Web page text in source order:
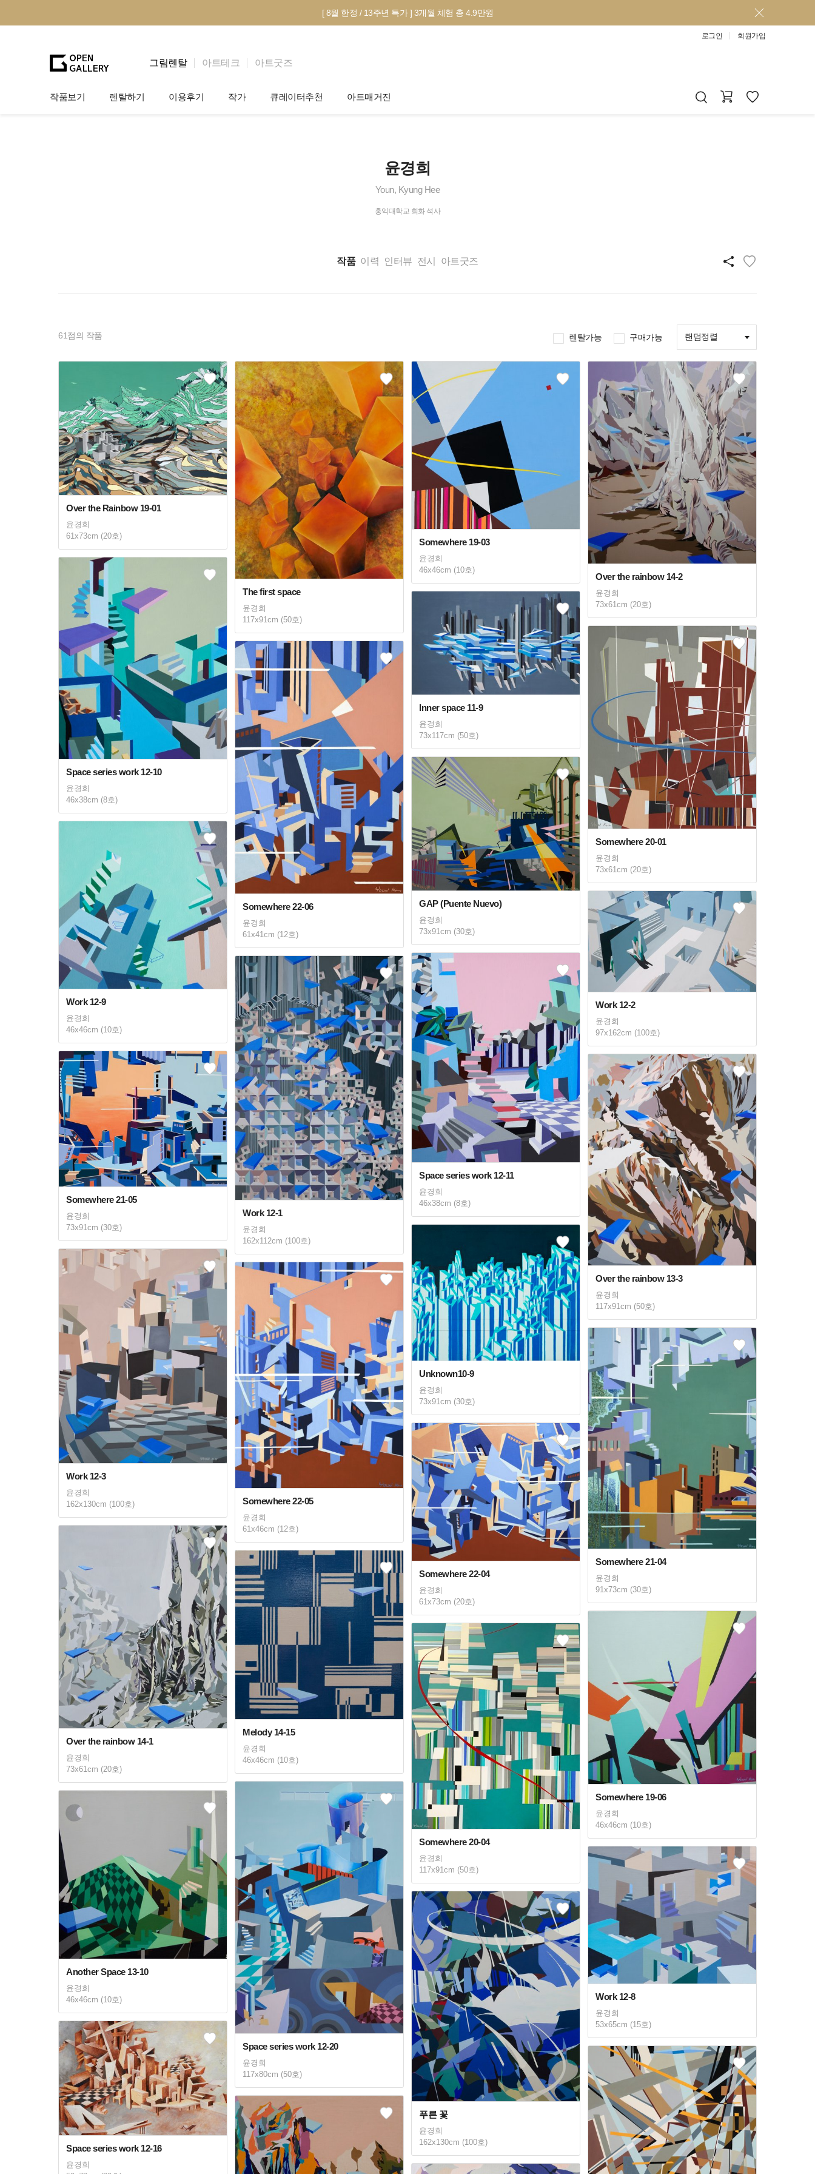
[ 8월 한정 / 13주년 특가 ] 3개월 체험 총 4.9만원
로그인 회원가입
그림렌탈 아트테크 아트굿즈
작품보기 렌탈하기 이용후기 작가 큐레이터추천 아트매거진
아트 딕셔너리윤경희
Youn, Kyung Hee
홍익대학교 회화 석사
작품 이력 인터뷰 전시 아트굿즈
61점의 작품 렌탈가능 구매가능 랜덤정렬
Over the Rainbow 19-01
윤경희
61x73cm (20호)
The first space
윤경희
117x91cm (50호)
Somewhere 19-03
윤경희
46x46cm (10호)
Over the rainbow 14-2
윤경희
73x61cm (20호)
Space series work 12-10
윤경희
46x38cm (8호)
Inner space 11-9
윤경희
73x117cm (50호)
Somewhere 20-01
윤경희
73x61cm (20호)
Somewhere 22-06
윤경희
61x41cm (12호)
GAP (Puente Nuevo)
윤경희
73x91cm (30호)
Work 12-9
윤경희
46x46cm (10호)
Work 12-2
윤경희
97x162cm (100호)
Space series work 12-11
윤경희
46x38cm (8호)
Work 12-1
윤경희
162x112cm (100호)
Somewhere 21-05
윤경희
73x91cm (30호)
Over the rainbow 13-3
윤경희
117x91cm (50호)
Unknown10-9
윤경희
73x91cm (30호)
Work 12-3
윤경희
162x130cm (100호)
Somewhere 22-05
윤경희
61x46cm (12호)
Somewhere 21-04
윤경희
91x73cm (30호)
Somewhere 22-04
윤경희
61x73cm (20호)
Over the rainbow 14-1
윤경희
73x61cm (20호)
Melody 14-15
윤경희
46x46cm (10호)
Somewhere 19-06
윤경희
46x46cm (10호)
Somewhere 20-04
윤경희
117x91cm (50호)
Space series work 12-20
윤경희
117x80cm (50호)
Another Space 13-10
윤경희
46x46cm (10호)
Work 12-8
윤경희
53x65cm (15호)
푸른 꽃
윤경희
162x130cm (100호)
Space series work 12-16
윤경희